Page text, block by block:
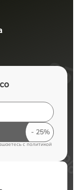
cполитикой